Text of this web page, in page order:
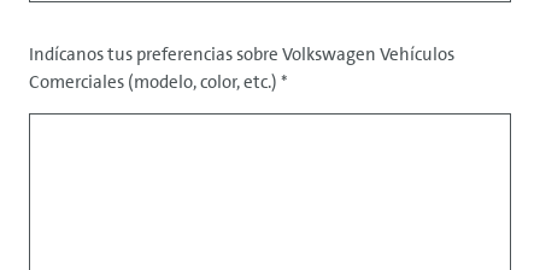
Indícanos tus preferencias sobre Volkswagen Vehículos
Comerciales (modelo, color, etc.) *